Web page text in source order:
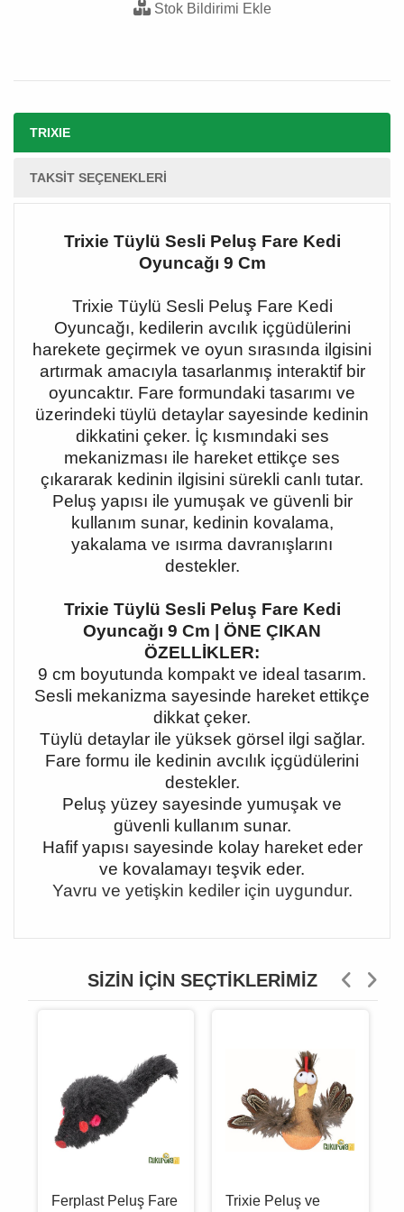
Stok Bildirimi Ekle
TRIXIE
TAKSIT SEÇENEKLERI
Trixie Tüylü Sesli Peluş Fare Kedi
Oyuncağı 9 Cm
Trixie Tüylü Sesli Peluş Fare Kedi
Oyuncağı, kedilerin avcılık içgüdülerini
harekete geçirmek ve oyun sırasında ilgisini
artırmak amacıyla tasarlanmış interaktif bir
oyuncaktır. Fare formundaki tasarımı ve
üzerindeki tüylü detaylar sayesinde kedinin
dikkatini çeker. İç kısmındaki ses
mekanizması ile hareket ettikçe ses
çıkararak kedinin ilgisini sürekli canlı tutar.
Peluş yapısı ile yumuşak ve güvenli bir
kullanım sunar, kedinin kovalama,
yakalama ve ısırma davranışlarını
destekler.
Trixie Tüylü Sesli Peluş Fare Kedi
Oyuncağı 9 Cm | ÖNE ÇIKAN
ÖZELLİKLER:
9 cm boyutunda kompakt ve ideal tasarım.
Sesli mekanizma sayesinde hareket ettikçe
dikkat çeker.
Tüylü detaylar ile yüksek görsel ilgi sağlar.
Fare formu ile kedinin avcılık içgüdülerini
destekler.
Peluş yüzey sayesinde yumuşak ve
güvenli kullanım sunar.
Hafif yapısı sayesinde kolay hareket eder
ve kovalamayı teşvik eder.
Yavru ve yetişkin kediler için uygundur.
SIZIN İÇIN SEÇTIKLERIMIZ
Ferplast Peluş Fare
Trixie Peluş ve